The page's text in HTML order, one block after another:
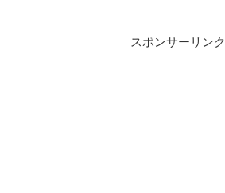
スポンサーリンク